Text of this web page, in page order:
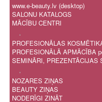
www.e-beauty.lv (desktop)
SALONU KATALOGS
MĀCĪBU CENTRI
.
PROFESIONĀLAS
PROFESIONĀLĀ APMĀCĪBA
SEMINĀRI, PREZENTĀCIJAS
.
NOZARES ZIŅAS
BEAUTY ZIŅAS
NODERĪGI ZINĀT